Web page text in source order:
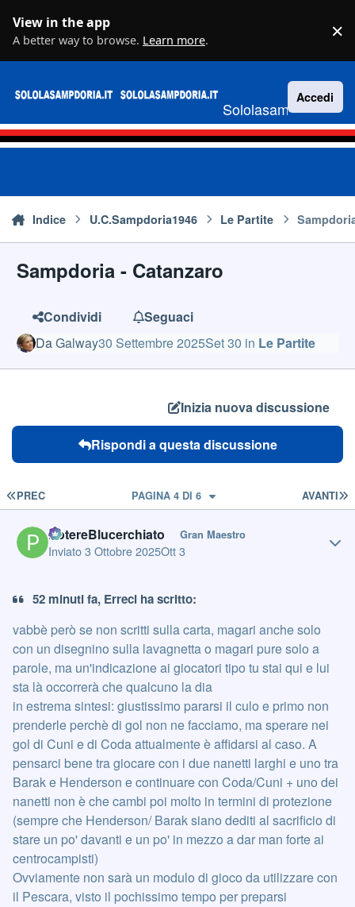
View in the app
A better way to browse. Learn more. ×
Sololasampdoria.it
Accedi
Indice U.C.Sampdoria1946 Le Partite
Sampdoria - Catanzaro
Condividi
Seguaci
DaGalway30 Settembre 2025Set 30 in Le Partite
Inizia nuova discussione
Rispondi a questa discussione
PRIMA PAGINA
PREC AVANTI
PAGINA 4 DI 6
PotereBlucerchiato Gran Maestro
Inviato3 Ottobre 2025Ott 3
52 minuti fa, Erreci ha scritto:
vabbè però se non scritti sulla carta, magari anche solo
con un disegnino sulla lavagnetta o magari pure solo a
parole, ma un'indicazione ai giocatori tipo tu stai qui e lui
sta là occorrerà che qualcuno la dia
in estrema sintesi: giustissimo pararsi il culo e primo non
prenderle perchè di gol non ne facciamo, ma sperare nei
gol di Cuni e di Coda attualmente è affidarsi al caso. A
pensarci bene tra giocare con i due nanetti larghi e uno tra
Barak e Henderson e continuare con Coda/Cuni + uno dei
nanetti non è che cambi poi molto in termini di protezione
(sempre che Henderson/ Barak siano dediti al sacrificio di
stare un po' davanti e un po' in mezzo a dar man forte ai
centrocampisti)
Ovviamente non sarà un modulo di gioco da utilizzare con
il Pescara, visto il pochissimo tempo per preparsi